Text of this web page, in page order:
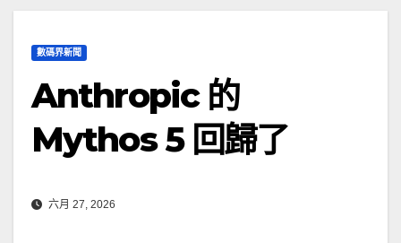
數碼界新聞
Anthropic 的
Mythos 5 回歸了
六月 27, 2026